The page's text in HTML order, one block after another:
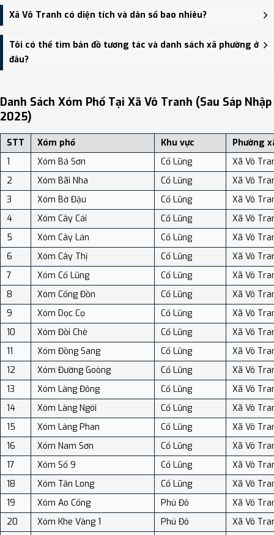
Trụ sở hành chính mới của Xã Vô Tranh đặt tại Trụ sở Đảng ủy,
HĐND, UBND xã Tức Tranh - trung tâm khu vực thuận tiện giao
thông.
Xã Vô Tranh có diện tích và dân số bao nhiêu?
Xã Vô Tranh có Diện tích: 83.53 km², Dân số: 38,253 người, Mật độ
dân số: Khoảng 457.96 người/km²
Tôi có thể tìm bản đồ tương tác và danh sách xã phường ở
đâu?
địa điểm tại: VReview.vn - Nền tảng review địa điểm, dịch vụ và du
lịch uy tín tại Việt Nam.
Danh Sách Xóm Phố Tại Xã Vô Tranh (sau Sáp Nhập
2025)
STT Xóm phố Khu vực
Phường
1
Xóm Bá Sơn Cổ Lũng
Xã Vô
2
Xóm Bãi Nha Cổ Lũng
Xã Vô
3
Xóm Bờ Đậu Cổ Lũng
Xã Vô
4
Xóm Cây Cái Cổ Lũng
Xã Vô
5
Xóm Cây Lán Cổ Lũng
Xã Vô
6
Xóm Cây Thị Cổ Lũng
Xã Vô
7
Xóm Cổ Lũng Cổ Lũng
Xã Vô
8
Xóm Cổng Đồn Cổ Lũng
Xã Vô
9
Xóm Dọc Cọ Cổ Lũng
Xã Vô
10
Xóm Đồi Chè Cổ Lũng
Xã Vô
11
Xóm Đồng Sang Cổ Lũng
Xã Vô
12
Xóm Đường Goòng Cổ Lũng
Xã Vô
13
Xóm Làng Đông Cổ Lũng
Xã Vô
14
Xóm Làng Ngói Cổ Lũng
Xã Vô
15
Xóm Làng Phan Cổ Lũng
Xã Vô
16
Xóm Nam Sơn Cổ Lũng
Xã Vô
17
Xóm Số 9 Cổ Lũng
Xã Vô
18
Xóm Tân Long Cổ Lũng
Xã Vô
19
Xóm Ao Cống Phú Đô
Xã Vô
20
Xóm Khe Vàng 1 Phú Đô Xã Vô